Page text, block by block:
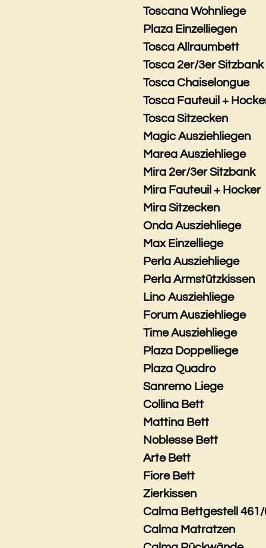
Toscana Wohnliege
Plaza Einzelliegen
Tosca Allraumbett
Tosca 2er/3er Sitzbank
Tosca Chaiselongue
Tosca Fauteuil +
Tosca Sitzecken
Magic Ausziehliegen
Marea Ausziehliege
Mira 2er/3er Sitzbank
Mira Fauteuil + Hocker
Mira Sitzecken
Onda Ausziehliege
Max Einzelliege
Perla Ausziehliege
Perla Armstützkissen
Lino Ausziehliege
Forum Ausziehliege
Time Ausziehliege
Plaza Doppelliege
Plaza Quadro
Sanremo Liege
Collina Bett
Mattina Bett
Noblesse Bett
Arte Bett
Fiore Bett
Zierkissen
Calma Bettgestell
Calma Matratzen